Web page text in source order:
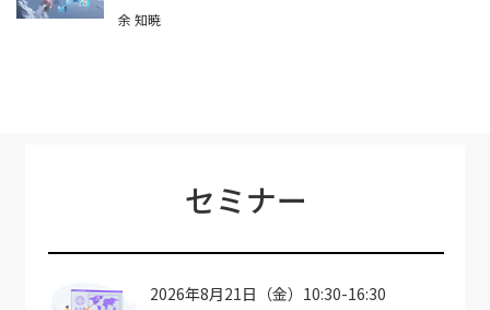
余 知暁
セミナー
2026年8月21日（金）10:30-16:30